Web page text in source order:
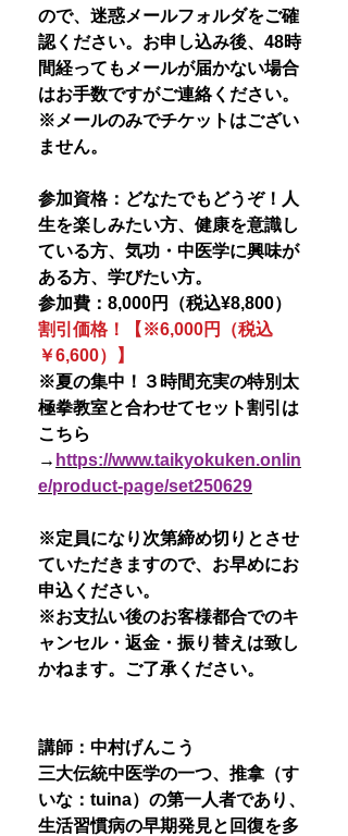
ので、迷惑メールフォルダをご確
認ください。お申し込み後、48時
間経ってもメールが届かない場合
はお手数ですがご連絡ください。
※メールのみでチケットはござい
ません。
参加資格：どなたでもどうぞ！人
生を楽しみたい方、健康を意識し
ている方、気功・中医学に興味が
ある方、学びたい方。
参加費：8,000円（税込¥8,800）
割引価格！【※6,000円（税込
￥6,600）】
※夏の集中！３時間充実の特別太
極拳教室と合わせてセット割引は
こちら
→ https://www.taikyokuken.onlin
e/product-page/set250629
※定員になり次第締め切りとさせ
ていただきますので、お早めにお
申込ください。
※お支払い後のお客様都合でのキ
ャンセル・返金・振り替えは致し
かねます。ご了承ください。
講師：中村げんこう
三大伝統中医学の一つ、推拿（す
いな：tuina）の第一人者であり、
生活習慣病の早期発見と回復を多